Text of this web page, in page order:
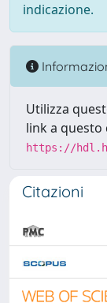
indicazione.
Utilizza
link a
https://
Citazioni